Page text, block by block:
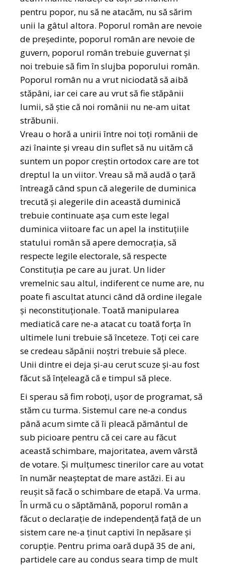
pentru popor, nu să ne atacăm, nu să sărim
unii la gâtul altora. Poporul român are nevoie
de președinte, poporul român are nevoie de
guvern, poporul român trebuie guvernat și
noi trebuie să fim în slujba poporului român.
Poporul român nu a vrut niciodată să aibă
stăpâni, iar cei care au vrut să fie stăpânii
lumii, să știe că noi românii nu ne-am uitat
străbunii.
Vreau o horă a unirii între noi toţi românii de
azi înainte şi vreau din suflet să nu uităm că
suntem un popor creştin ortodox care are tot
dreptul la un viitor. Vreau să mă audă o ţară
întreagă când spun că alegerile de duminica
trecută şi alegerile din această duminică
trebuie continuate aşa cum este legal
duminica viitoare fac un apel la instituţiile
statului român să apere democraţia, să
respecte legile electorale, să respecte
Constituţia pe care au jurat. Un lider
vremelnic sau altul, indiferent ce nume are, nu
poate fi ascultat atunci când dă ordine ilegale
şi neconstituţionale. Toată manipularea
mediatică care ne-a atacat cu toată forţa în
ultimele luni trebuie să înceteze. Toţi cei care
se credeau săpânii noştri trebuie să plece.
Unii dintre ei deja şi-au cerut scuze şi-au fost
făcut să înţeleagă că e timpul să plece.
Ei sperau să fim roboți, ușor de programat, să
stăm cu turma. Sistemul care ne-a condus
până acum simte că îi pleacă pământul de
sub picioare pentru că cei care au făcut
această schimbare, majoritatea, avem vârstă
de votare. Și mulțumesc tinerilor care au votat
în număr neașteptat de mare astăzi. Ei au
reușit să facă o schimbare de etapă. Va urma.
În urmă cu o săptămână, poporul român a
făcut o declarație de independență față de un
sistem care ne-a ținut captivi în nepăsare și
corupție. Pentru prima oară după 35 de ani,
partidele care au condus seara timp de mult